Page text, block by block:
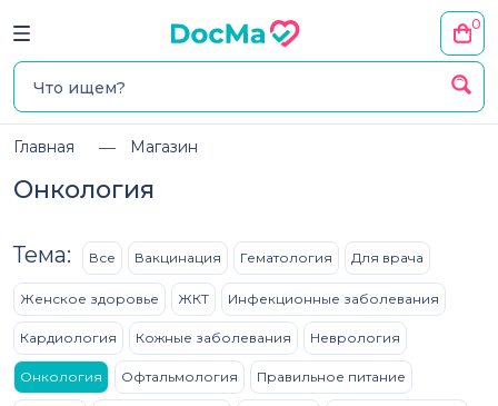
0
Главная Магазин
Онкология
Тема: Все Вакцинация Гематология Для врача
Женское здоровье ЖКТ Инфекционные заболевания
Кардиология Кожные заболевания Неврология
Онкология Офтальмология Правильное питание